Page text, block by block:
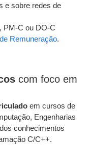
e sobre redes de
PM-C ou DO-C
Remuneração.
com foco em
em cursos de
Engenharias
conhecimentos
C/C++.